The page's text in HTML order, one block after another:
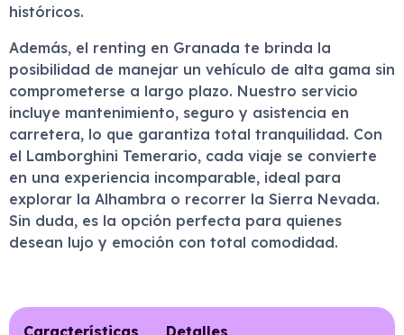
históricos.
Además, el renting en Granada te brinda la
posibilidad de manejar un vehículo de alta gama sin
comprometerse a largo plazo. Nuestro servicio
incluye mantenimiento, seguro y asistencia en
carretera, lo que garantiza total tranquilidad. Con
el Lamborghini Temerario, cada viaje se convierte
en una experiencia incomparable, ideal para
explorar la Alhambra o recorrer la Sierra Nevada.
Sin duda, es la opción perfecta para quienes
desean lujo y emoción con total comodidad.
Características Detalles